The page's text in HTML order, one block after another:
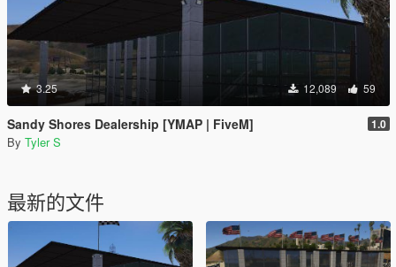
3.25 12,089 59
Sandy Shores Dealership [YMAP | FiveM] 1.0
By Tyler S
最新的文件